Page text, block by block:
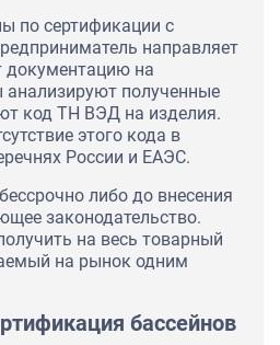
по сертификации с
направляет
документацию на
полученные
код ТН ВЭД на изделия.
этого кода в
России и ЕАЭС.
либо до внесения
законодательство.
на весь товарный
на рынок одним
бассейнов